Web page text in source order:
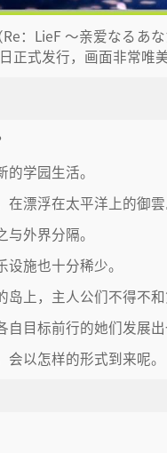
Re：LieF ～亲爱なるあ
正式发行，画面非常唯美
学园生活。
漂浮在太平洋上的御雲
外界分隔。
施也十分稀少。
上，主人公们不得不
目标前行的她们发展出
以怎样的形式到来呢。